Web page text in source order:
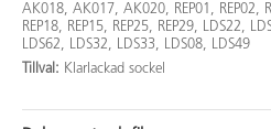
AK018, AK017, AK020, REP01, REP02,
REP18, REP15, REP25, REP29, LDS22,
LDS62, LDS32, LDS33, LDS08, LDS49
Tillval: Klarlackad sockel